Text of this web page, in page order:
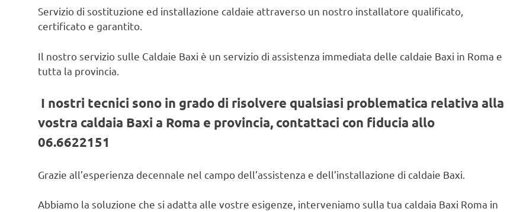
Servizio di sostituzione ed installazione caldaie attraverso un nostro installatore qualificato,
certificato e garantito.
Il nostro servizio sulle Caldaie Baxi è un servizio di assistenza immediata delle caldaie Baxi in Roma e
tutta la provincia.
I nostri tecnici sono in grado di risolvere qualsiasi problematica relativa alla
vostra caldaia Baxi a Roma e provincia, contattaci con fiducia allo
06.6622151
Grazie all’esperienza decennale nel campo dell’assistenza e dell’installazione di caldaie Baxi.
Abbiamo la soluzione che si adatta alle vostre esigenze, interveniamo sulla tua caldaia Baxi Roma in